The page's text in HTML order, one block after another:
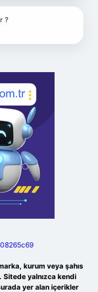
?
kurum veya şahıs
Sitede yalnızca kendi
yer alan içerikler